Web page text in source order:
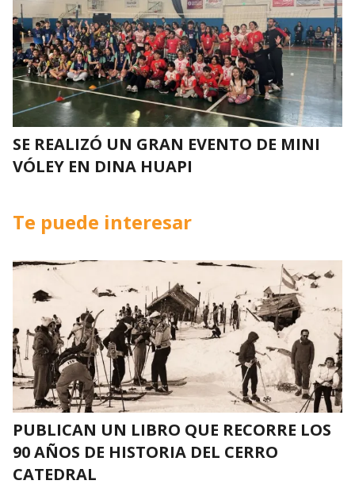
SE REALIZÓ UN GRAN EVENTO DE MINI
VÓLEY EN DINA HUAPI
Te puede interesar
PUBLICAN UN LIBRO QUE RECORRE LOS
90 AÑOS DE HISTORIA DEL CERRO
CATEDRAL